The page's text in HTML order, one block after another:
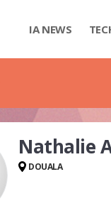
IA NEWS
Nathalie
DOUALA